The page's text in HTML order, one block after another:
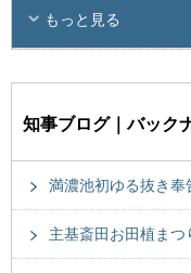
もっと見る
知事ブログ｜バック
満濃池初ゆる抜き奉
主基斎田お田植ま